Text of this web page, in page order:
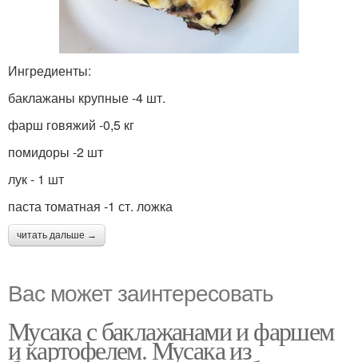
Ингредиенты:
баклажаны крупные -4 шт.
фарш говяжий -0,5 кг
помидоры -2 шт
лук - 1 шт
паста томатная -1 ст. ложка
читать дальше →
Вас может заинтересовать
Мусака с баклажанами и фаршем
и картофелем. Мусака из